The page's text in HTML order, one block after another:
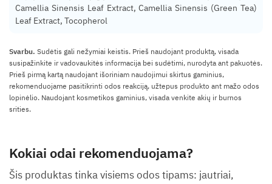
Camellia Sinensis Leaf Extract, Camellia Sinensis (Green Tea)
Leaf Extract, Tocopherol
Svarbu. Sudėtis gali nežymiai keistis. Prieš naudojant produktą, visada
susipažinkite ir vadovaukitės informacija bei sudėtimi, nurodyta ant pakuotės.
Prieš pirmą kartą naudojant išoriniam naudojimui skirtus gaminius,
rekomenduojame pasitikrinti odos reakciją, užtepus produkto ant mažo odos
lopinėlio. Naudojant kosmetikos gaminius, visada venkite akių ir burnos
srities.
Kokiai odai rekomenduojama?
Šis produktas tinka visiems odos tipams: jautriai,